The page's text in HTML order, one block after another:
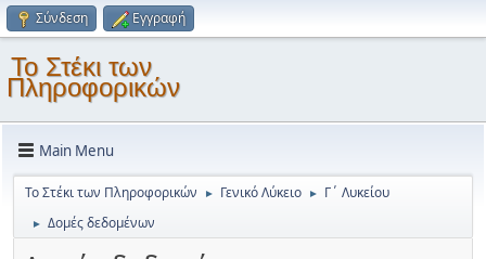
Σύνδεση Εγγραφή
Το Στέκι των
Πληροφορικών
Main Menu
Το Στέκι των Πληροφορικών ► Γενικό Λύκειο ► Γ΄ Λυκείου
► Δομές δεδομένων